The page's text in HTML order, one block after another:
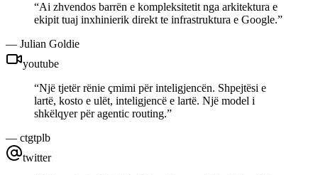
“Ai zhvendos barrën e kompleksitetit nga arkitektura e
ekipit tuaj inxhinierik direkt te infrastruktura e Google.”
— Julian Goldie
youtube
“Një tjetër rënie çmimi për inteligjencën. Shpejtësi e
lartë, kosto e ulët, inteligjencë e lartë. Një model i
shkëlqyer për agentic routing.”
— ctgtplb
twitter